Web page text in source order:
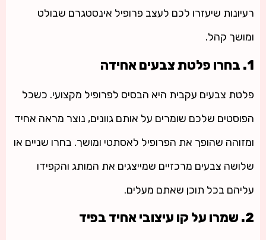
רעיונות שיעזרו לכם לעצב פרופיל אינסטגרם שבולט
ומושך קהל.
1. בחרו פלטת צבעים אחידה
פלטת צבעים עקבית היא הבסיס לפרופיל מקצועי. כשכל
הפוסטים שלכם שומרים על אותם גוונים, נוצר מראה אחיד
ומזוהה שהופך את הפרופיל לאסתטי ומושך. בחרו שניים או
שלושה צבעים מרכזיים שמייצגים את המותג והקפידו
עליהם בכל תוכן שאתם מעלים.
2. שמרו על קו עיצובי אחיד בפיד